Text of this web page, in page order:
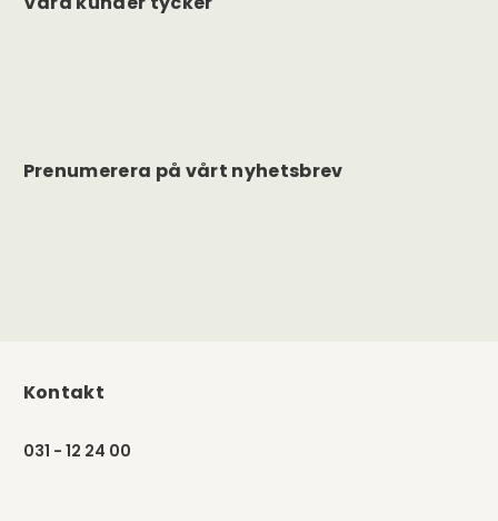
Prenumerera på vårt nyhetsbrev
Kontakt
031 - 12 24 00